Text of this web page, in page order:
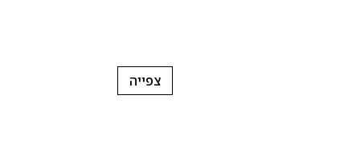
צפייה